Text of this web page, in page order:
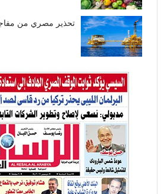
تحذير مصري من